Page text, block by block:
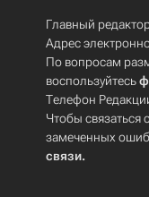
Главный
Адрес
По вопросам
воспользуйтесь
Телефон
Чтобы связаться
замеченных
связи.